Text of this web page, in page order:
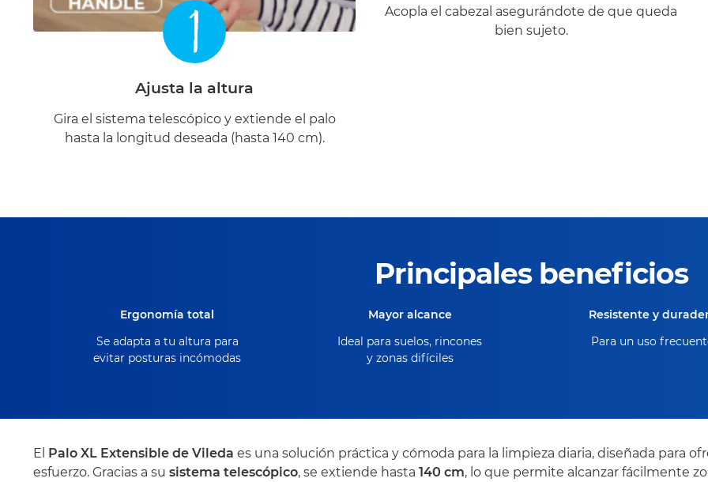
1
Ajusta la altura
Gira el sistema telescópico y extiende el palo
hasta la longitud deseada (hasta 140 cm).
Acopla el cabezal asegurándote de que queda
bien sujeto.
Principales beneficios
Ergonomía total
Se adapta a tu altura para
evitar posturas incómodas
Mayor alcance
Ideal para suelos, rincones
y zonas difíciles
Resistente y
Para un uso
El Palo XL Extensible de Vileda es una solución práctica y cómoda para la limpieza diaria, diseñada para
esfuerzo. Gracias a su sistema telescópico, se extiende hasta 140 cm, lo que permite alcanzar fácilmente